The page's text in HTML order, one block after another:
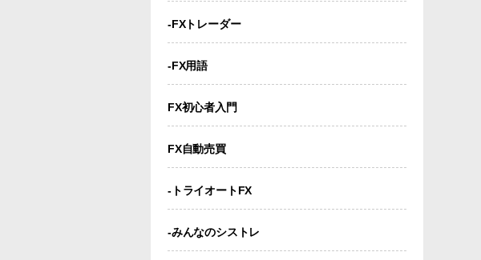
-FXトレーダー
-FX用語
FX初心者入門
FX自動売買
-トライオートFX
-みんなのシストレ